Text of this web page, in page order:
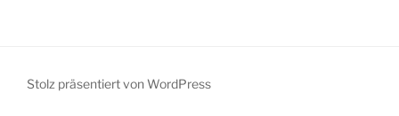
Stolz präsentiert von WordPress